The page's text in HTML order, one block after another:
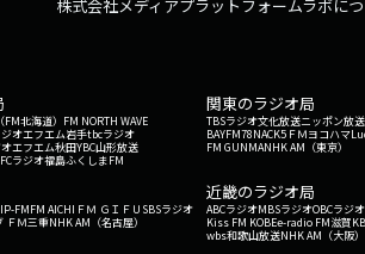
株式会社メディアプラットフォームラボに
北海道） FM NORTH WAVE
オエフエム岩手tbcラジオ
エフエム秋田YBC山形放送
ラジオ福島ふくしまFM
関東のラジオ局
TBSラジオ文化放送ニッポン放送
BAYFM78NACK5 ＦＭヨコハマ
FM GUNMANHK AM（東京）
FMFM AICHI ＦＭ ＧＩＦＵ SBSラジオ
ＦＭ三重NHK AM（名古屋）
近畿のラジオ局
ABCラジオMBSラジオOBCラジ
Kiss FM KOBEe-radio FM滋賀
wbs和歌山放送NHK AM（大阪）